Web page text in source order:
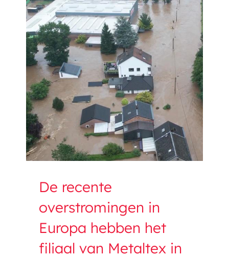
De recente
overstromingen in Europa
hebben het filiaal van
Metaltex in België
getroffen
De recente
overstromingen in
Europa hebben het
filiaal van Metaltex in